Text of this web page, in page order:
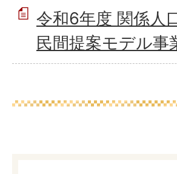
令和6年度 関係人
民間提案モデル事